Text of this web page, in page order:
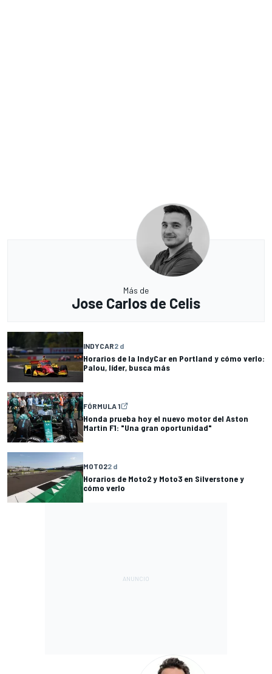
Más de
Jose Carlos de Celis
INDYCAR2 d
Horarios de la IndyCar en Portland y cómo verlo:
Palou, líder, busca más
FÓRMULA 1
Honda prueba hoy el nuevo motor del Aston
Martin F1: "Una gran oportunidad"
MOTO22 d
Horarios de Moto2 y Moto3 en Silverstone y
cómo verlo